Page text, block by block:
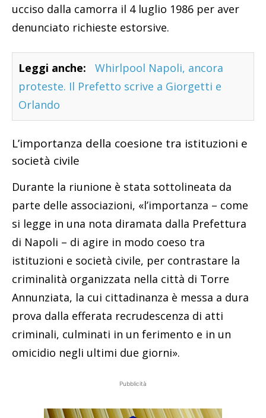
ucciso dalla camorra il 4 luglio 1986 per aver
denunciato richieste estorsive.
Leggi anche:
Whirlpool Napoli, ancora
proteste. Il Prefetto scrive a Giorgetti e
Orlando
L’importanza della coesione tra istituzioni e
società civile
Durante la riunione è stata sottolineata da
parte delle associazioni, «l’importanza – come
si legge in una nota diramata dalla Prefettura
di Napoli – di agire in modo coeso tra
istituzioni e società civile, per contrastare la
criminalità organizzata nella città di Torre
Annunziata, la cui cittadinanza è messa a dura
prova dalla efferata recrudescenza di atti
criminali, culminati in un ferimento e in un
omicidio negli ultimi due giorni».
Pubblicità